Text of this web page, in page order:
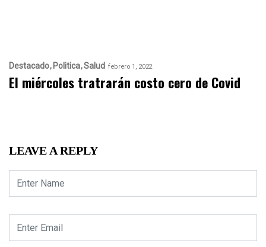
Destacado Politica Salud febrero 1, 2022
El miércoles tratrarán costo cero de Covid
LEAVE A REPLY